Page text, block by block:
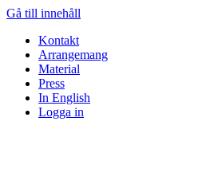
Gå till innehåll
Kontakt
Arrangemang
Material
Press
In English
Logga in